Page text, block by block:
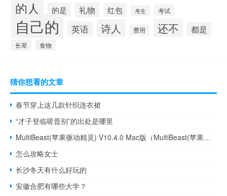
的人 的是 礼物 红包 考生 考试
自己的 英语 诗人 费用 还不 都是
长辈 食物
猜你想看的文章
春节穿上这几款针织连衣裙
“才子登临嗟昔别”的出处是哪里
MultiBeast(苹果驱动精灵) V10.4.0 Mac版（MultiBeast(苹果驱动精灵) V10.4.0 Mac版功能简介）
怎么攻略女士
长沙冬天有什么好玩的
安徽合肥有哪些大学？